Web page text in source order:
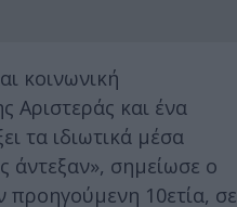
κοινωνική
Αριστεράς και ένα
τα ιδιωτικά μέσα
άντεξαν», σημείωσε ο
προηγούμενη 10ετία, σε